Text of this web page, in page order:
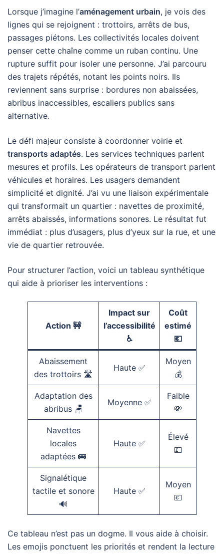
Lorsque j’imagine l’aménagement urbain, je vois des
lignes qui se rejoignent : trottoirs, arrêts de bus,
passages piétons. Les collectivités locales doivent
penser cette chaîne comme un ruban continu. Une
rupture suffit pour isoler une personne. J’ai parcouru
des trajets répétés, notant les points noirs. Ils
reviennent sans surprise : bordures non abaissées,
abribus inaccessibles, escaliers publics sans
alternative.
Le défi majeur consiste à coordonner voirie et
transports adaptés. Les services techniques parlent
mesures et profils. Les opérateurs de transport parlent
véhicules et horaires. Les usagers demandent
simplicité et dignité. J’ai vu une liaison expérimentale
qui transformait un quartier : navettes de proximité,
arrêts abaissés, informations sonores. Le résultat fut
immédiat : plus d’usagers, plus d’yeux sur la rue, et une
vie de quartier retrouvée.
Pour structurer l’action, voici un tableau synthétique
qui aide à prioriser les interventions :
Action 🚧
Impact sur
l’accessibilité
♿
Coût
estimé
💶
Abaissement
des trottoirs 🛣️
Haute ✅
Moyen
💰
Adaptation des
abribus 🪑
Moyenne ✅
Faible
💸
Navettes
locales
adaptées 🚌
Haute ✅
Élevé
💷
Signalétique
tactile et sonore
🔊
Haute ✅
Moyen
💶
Ce tableau n’est pas un dogme. Il vous aide à choisir.
Les emojis ponctuent les priorités et rendent la lecture